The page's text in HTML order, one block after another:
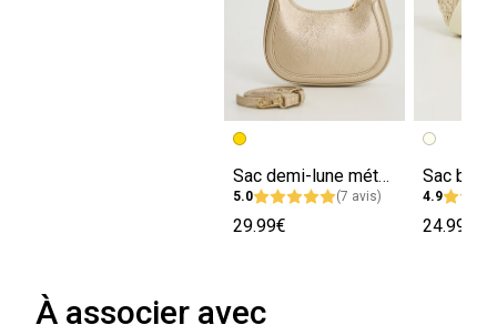
Sac demi-lune métallisé femme
5.0 (7 avis)
29.99€
4.9
24.99€
À associer avec